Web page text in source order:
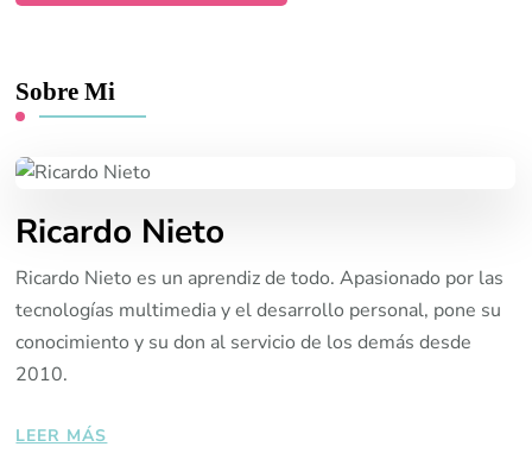
Sobre Mi
Ricardo Nieto
Ricardo Nieto es un aprendiz de todo. Apasionado por las
tecnologías multimedia y el desarrollo personal, pone su
conocimiento y su don al servicio de los demás desde
2010.
LEER MÁS